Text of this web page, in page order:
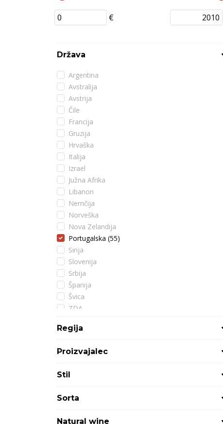
€
Država
Argentina
Avstralija
Avstrija
Čile
Francija
Gruzija
Hrvaška
Italija
Izrael
Južna Afrika
Libanon
Nemčija
Norveška
Nova Zelandija
Portugalska (55)
Sirija
Slovenija
Srbija
Španija
Švica
ZDA
Regija
Proizvajalec
Stil
Sorta
Natural wine